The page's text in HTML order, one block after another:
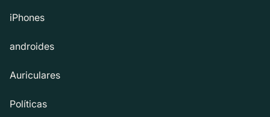
iPhones
androides
Auriculares
Políticas